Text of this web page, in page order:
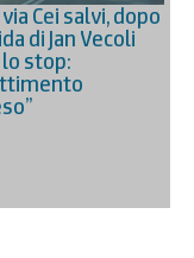
Cei salvi, dopo
di Jan Vecoli
stop: